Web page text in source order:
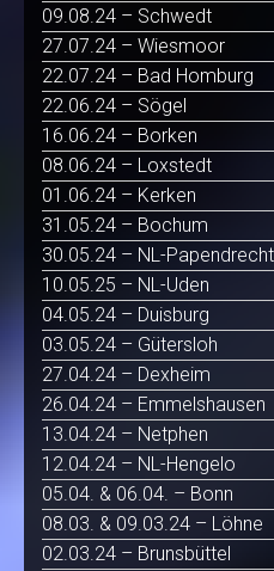
09.08.24 – Schwedt
27.07.24 – Wiesmoor
22.07.24 – Bad Homburg
22.06.24 – Sögel
16.06.24 – Borken
08.06.24 – Loxstedt
01.06.24 – Kerken
31.05.24 – Bochum
30.05.24 – NL-Papendrecht
10.05.25 – NL-Uden
04.05.24 – Duisburg
03.05.24 – Gütersloh
27.04.24 – Dexheim
26.04.24 – Emmelshausen
13.04.24 – Netphen
12.04.24 – NL-Hengelo
05.04. & 06.04. – Bonn
08.03. & 09.03.24 – Löhne
02.03.24 – Brunsbüttel